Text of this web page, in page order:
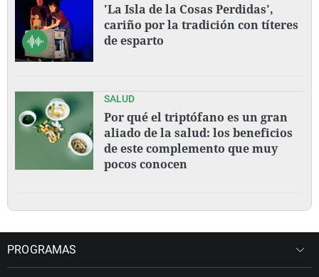
'La Isla de la Cosas Perdidas',
cariño por la tradición con títeres
de esparto
SALUD
Por qué el triptófano es un gran
aliado de la salud: los beneficios
de este complemento que muy
pocos conocen
PROGRAMAS